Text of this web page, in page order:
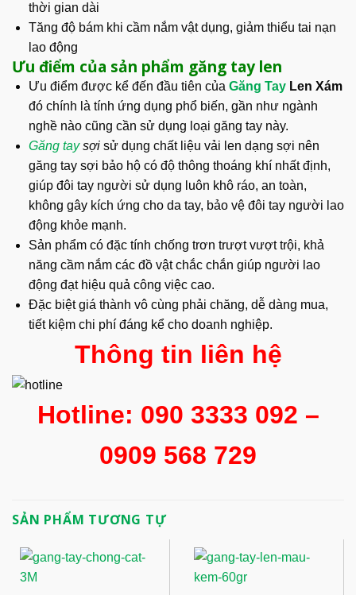
thời gian dài
Tăng độ bám khi cầm nắm vật dụng, giảm thiểu tai nạn
lao động
Ưu điểm của sản phẩm găng tay len
Ưu điểm được kể đến đầu tiên của Găng TayLen Xám
đó chính là tính ứng dụng phổ biến, gần như ngành
nghề nào cũng cần sử dụng loại găng tay này.
Găng taysợisử dụng chất liệu vải len dạng sợi nên
găng tay sợi bảo hộ có độ thông thoáng khí nhất định,
giúp đôi tay người sử dụng luôn khô ráo, an toàn,
không gây kích ứng cho da tay, bảo vệ đôi tay người lao
động khỏe mạnh.
Sản phẩm có đặc tính chống trơn trượt vượt trội, khả
năng cầm nắm các đồ vật chắc chắn giúp người lao
động đạt hiệu quả công việc cao.
Đặc biệt giá thành vô cùng phải chăng, dễ dàng mua,
tiết kiệm chi phí đáng kể cho doanh nghiệp.
Thông tin liên hệ
Hotline: 090 3333 092 –
0909 568 729
SẢN PHẨM TƯƠNG TỰ